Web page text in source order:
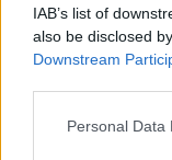
IAB’s list of
also be disclosed
Downstream
Please note that
Personal Data